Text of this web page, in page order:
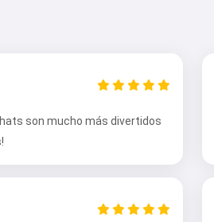
son mucho más divertidos